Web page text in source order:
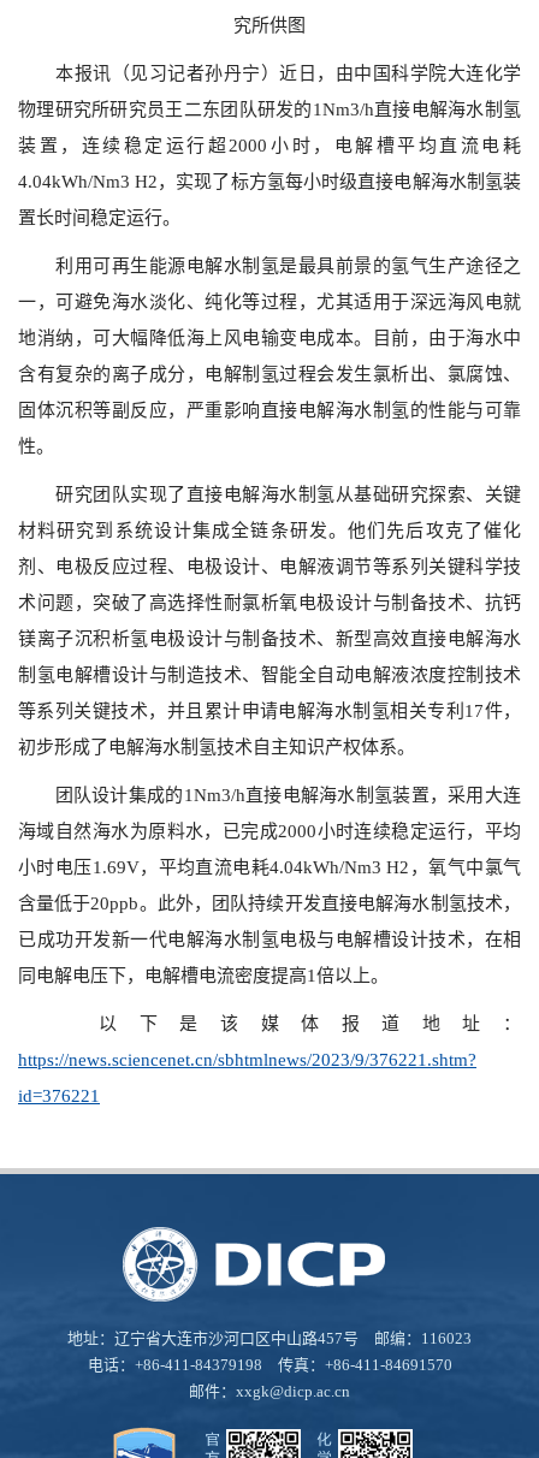
究所供图
本报讯（见习记者孙丹宁）近日，由中国科学院大连化学
物理研究所研究员王二东团队研发的1Nm3/h直接电解海水制氢
装置，连续稳定运行超2000小时，电解槽平均直流电耗
4.04kWh/Nm3 H2，实现了标方氢每小时级直接电解海水制氢装
置长时间稳定运行。
利用可再生能源电解水制氢是最具前景的氢气生产途径之
一，可避免海水淡化、纯化等过程，尤其适用于深远海风电就
地消纳，可大幅降低海上风电输变电成本。目前，由于海水中
含有复杂的离子成分，电解制氢过程会发生氯析出、氯腐蚀、
固体沉积等副反应，严重影响直接电解海水制氢的性能与可靠
性。
研究团队实现了直接电解海水制氢从基础研究探索、关键
材料研究到系统设计集成全链条研发。他们先后攻克了催化
剂、电极反应过程、电极设计、电解液调节等系列关键科学技
术问题，突破了高选择性耐氯析氧电极设计与制备技术、抗钙
镁离子沉积析氢电极设计与制备技术、新型高效直接电解海水
制氢电解槽设计与制造技术、智能全自动电解液浓度控制技术
等系列关键技术，并且累计申请电解海水制氢相关专利17件，
初步形成了电解海水制氢技术自主知识产权体系。
团队设计集成的1Nm3/h直接电解海水制氢装置，采用大连
海域自然海水为原料水，已完成2000小时连续稳定运行，平均
小时电压1.69V，平均直流电耗4.04kWh/Nm3 H2，氧气中氯气
含量低于20ppb。此外，团队持续开发直接电解海水制氢技术，
已成功开发新一代电解海水制氢电极与电解槽设计技术，在相
同电解电压下，电解槽电流密度提高1倍以上。
以下是该媒体报道地址：
https://news.sciencenet.cn/sbhtmlnews/2023/9/376221.shtm?
id=376221
地址：辽宁省大连市沙河口区中山路457号 邮编：116023
电话：+86-411-84379198 传真：+86-411-84691570
邮件： xxgk@dicp.ac.cn